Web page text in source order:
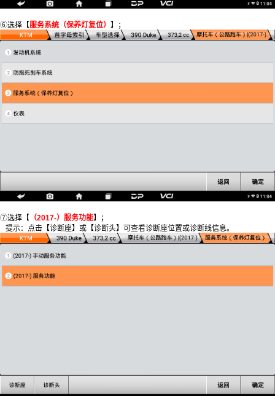
⑥选择【服务系统（保养灯复位） 】；
⑦选择【 （2017-）服务功能】；
提示：点击【诊断座】或【诊断头】可查看诊断座位置或诊断线信息。